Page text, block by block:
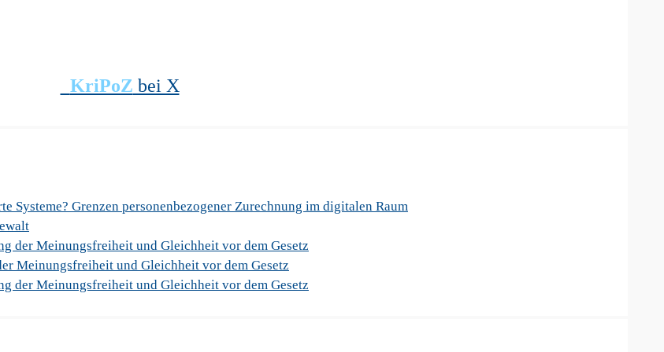
KriPoZ bei X
Systeme? Grenzen personenbezogener Zurechnung im digitalen Raum
der Meinungsfreiheit und Gleichheit vor dem Gesetz
Meinungsfreiheit und Gleichheit vor dem Gesetz
der Meinungsfreiheit und Gleichheit vor dem Gesetz